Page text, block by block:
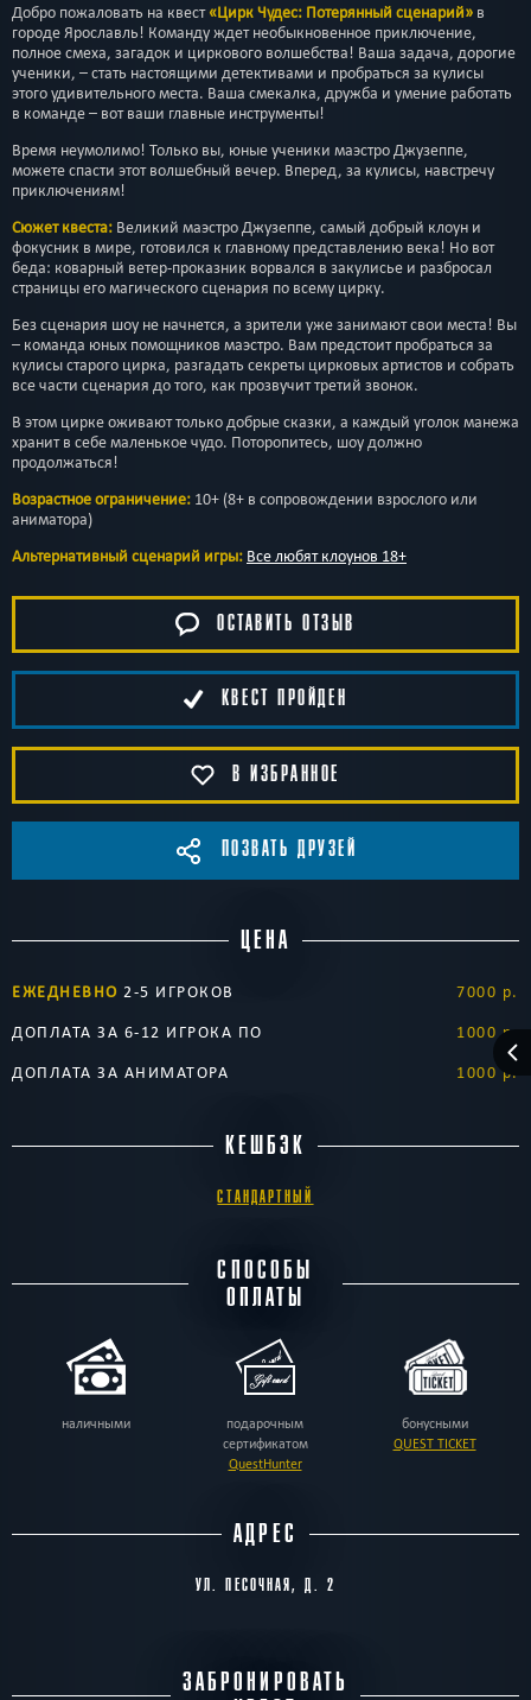
Добро пожаловать на квест«Цирк Чудес: Потерянный сценарий» в
городе Ярославль! Команду ждет необыкновенное приключение,
полное смеха, загадок и циркового волшебства! Ваша задача, дорогие
ученики, – стать настоящими детективами и пробраться за кулисы
этого удивительного места. Ваша смекалка, дружба и умение работать
в команде – вот ваши главные инструменты!
Время неумолимо! Только вы, юные ученики маэстро Джузеппе,
можете спасти этот волшебный вечер. Вперед, за кулисы, навстречу
приключениям!
Сюжет квеста: Великий маэстро Джузеппе, самый добрый клоун и
фокусник в мире, готовился к главному представлению века! Но вот
беда: коварный ветер-проказник ворвался в закулисье и разбросал
страницы его магического сценария по всему цирку.
Без сценария шоу не начнется, а зрители уже занимают свои места! Вы
– команда юных помощников маэстро. Вам предстоит пробраться за
кулисы старого цирка, разгадать секреты цирковых артистов и собрать
все части сценария до того, как прозвучит третий звонок.
В этом цирке оживают только добрые сказки, а каждый уголок манежа
хранит в себе маленькое чудо. Поторопитесь, шоу должно
продолжаться!
Возрастное ограничение: 10+ (8+ в сопровождении взрослого или
аниматора)
Альтернативный сценарий игры: Все любят клоунов 18+
ОСТАВИТЬ ОТЗЫВ
КВЕСТ ПРОЙДЕН
В ИЗБРАННОЕ
ПОЗВАТЬ ДРУЗЕЙ
ЦЕНА
ЕЖЕДНЕВНО 2-5 ИГРОКОВ
7000 р.
ДОПЛАТА ЗА 6-12 ИГРОКА ПО
1000 р.
ДОПЛАТА ЗА АНИМАТОРА
1000 р.
КЕШБЭК
СТАНДАРТНЫЙ
СПОСОБЫ
ОПЛАТЫ
наличными
подарочным
сертификатом
QuestHunter
бонусными
QUEST TICKET
АДРЕС
УЛ. ПЕСОЧНАЯ, Д. 2
ЗАБРОНИРОВАТЬ